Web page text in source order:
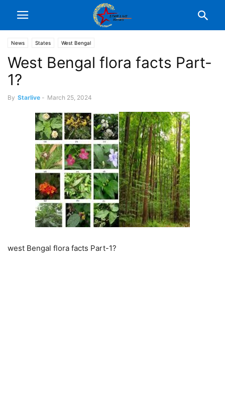
News States West Bengal
West Bengal flora facts Part-
1?
By Starlive - March 25, 2024
west Bengal flora facts Part-1?